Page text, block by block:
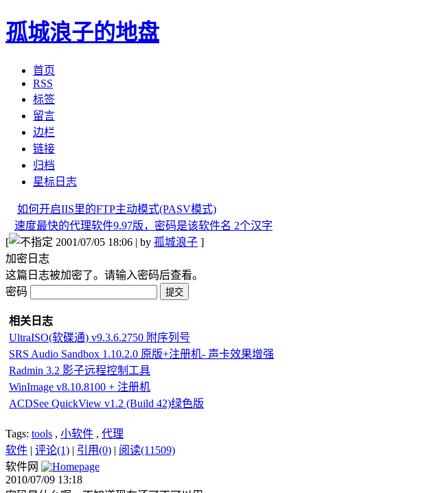
孤城浪子的地盘
首页
RSS
标签
留言
边栏
链接
归档
星标日志
如何开启IIS里的FTP主动模式(PASV模式)
速度最快的代理软件9.97版，密码是该软件名 2个汉字
[
2001/07/05 18:06 | by 孤城浪子 ]
加密日志
这篇日志被加密了。请输入密码后查看。
密码
相关日志
UltraISO(软碟通) v9.3.6.2750 附序列号
SRS Audio Sandbox 1.10.2.0 原版+注册机- 声卡效果增强
Radmin 3.2 影子远程控制工具
WinImage v8.10.8100 + 注册机
ACDSee QuickView v1.2 (Build 42)绿色版
Tags: tools , 小软件 , 代理
软件 | 评论(1) | 引用(0) | 阅读(11509)
软件网
2010/07/09 13:18